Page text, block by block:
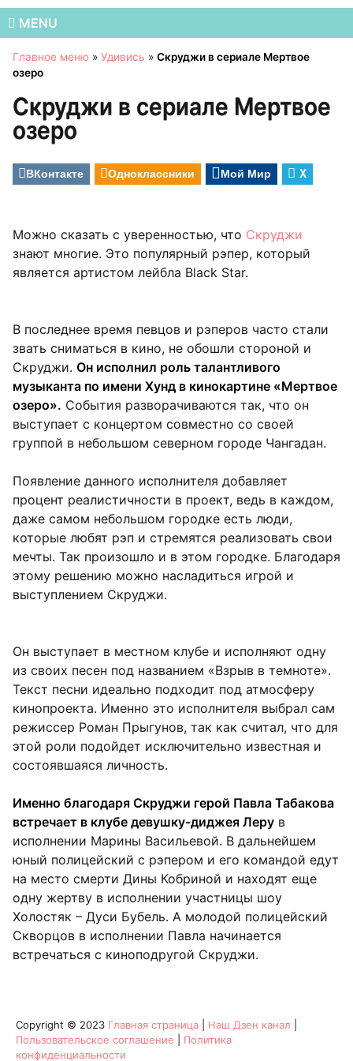
MENU
Главное меню » Удивись » Скруджи в сериале Мертвое
озеро
Скруджи в сериале Мертвое
озеро
ВКонтакте Одноклассники Мой Мир X
Можно сказать с уверенностью, что Скруджи
знают многие. Это популярный рэпер, который
является артистом лейбла Black Star.
В последнее время певцов и рэперов часто стали
звать сниматься в кино, не обошли стороной и
Скруджи. Он исполнил роль талантливого
музыканта по имени Хунд в кинокартине «Мертвое
озеро». События разворачиваются так, что он
выступает с концертом совместно со своей
группой в небольшом северном городе Чангадан.
Появление данного исполнителя добавляет
процент реалистичности в проект, ведь в каждом,
даже самом небольшом городке есть люди,
которые любят рэп и стремятся реализовать свои
мечты. Так произошло и в этом городке. Благодаря
этому решению можно насладиться игрой и
выступлением Скруджи.
Он выступает в местном клубе и исполняют одну
из своих песен под названием «Взрыв в темноте».
Текст песни идеально подходит под атмосферу
кинопроекта. Именно это исполнителя выбрал сам
режиссер Роман Прыгунов, так как считал, что для
этой роли подойдет исключительно известная и
состоявшаяся личность.
Именно благодаря Скруджи герой Павла Табакова
встречает в клубе девушку-диджея Леру в
исполнении Марины Васильевой. В дальнейшем
юный полицейский с рэпером и его командой едут
на место смерти Дины Кобриной и находят еще
одну жертву в исполнении участницы шоу
Холостяк – Дуси Бубель. А молодой полицейский
Скворцов в исполнении Павла начинается
встречаться с киноподругой Скруджи.
Copyright © 2023 Главная страница Наш Дзен канал
Пользовательское соглашение
Политика
конфиденциальности